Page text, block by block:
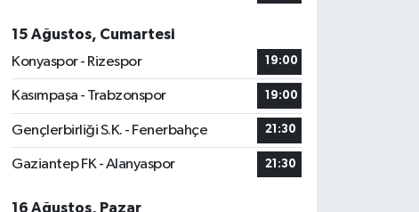
15 Ağustos, Cumartesi
Konyaspor - Rizespor
19:00
Kasımpaşa - Trabzonspor 19:00
Gençlerbirliği S.K. - Fenerbahçe 21:30
Gaziantep FK - Alanyaspor 21:30
16 Ağustos, Pazar